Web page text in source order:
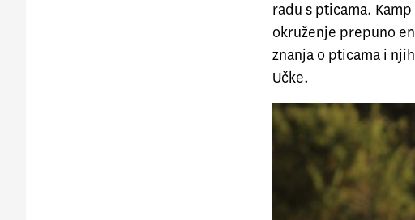
radu s pticama.
okruženje prepuno
znanja o pticama i
Učke.